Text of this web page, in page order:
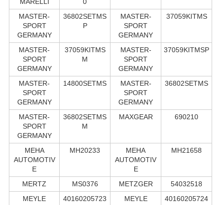
MASTER-
SPORT
GERMANY
36802SETMS
P
MASTER-
SPORT
GERMANY
37059KITMS
MASTER-
SPORT
GERMANY
37059KITMS
M
MASTER-
SPORT
GERMANY
37059KITMSP
MASTER-
SPORT
GERMANY
14800SETMS
MASTER-
SPORT
GERMANY
36802SETMS
MASTER-
SPORT
GERMANY
36802SETMS
M
MAXGEAR 690210
MEHA
AUTOMOTIV
E
MH20233
MEHA
AUTOMOTIV
E
MH21658
MERTZ MS0376 METZGER
54032518
MEYLE
40160205723
MEYLE
40160205724